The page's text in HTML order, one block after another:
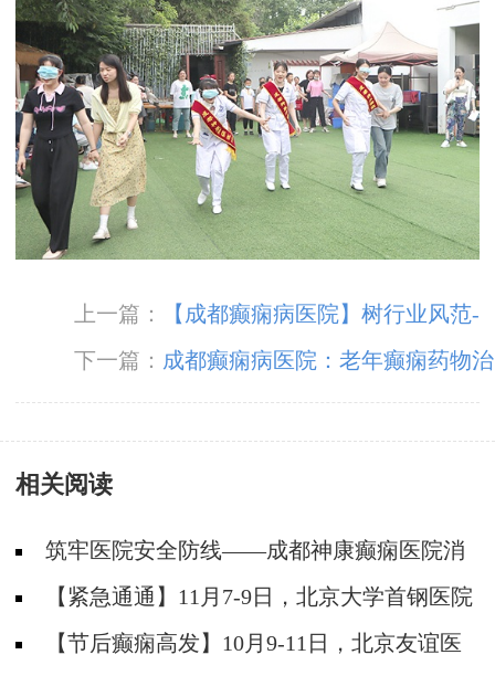
上一篇：
【成都癫痫病医院】树行业风范-
立专业品质！3月15日，成都神康癫痫医院荣登
消费质量报健康版
下一篇： 成都癫痫病医院：老年癫痫药物治
疗注意事项
相关阅读
筑牢医院安全防线——成都神康癫痫医院消
防安全培训纪实
【紧急通通】11月7-9日，北京大学首钢医院
神经内科胡颖教授亲临成都会诊，破解癫痫疑难
【节后癫痫高发】10月9-11日，北京友谊医